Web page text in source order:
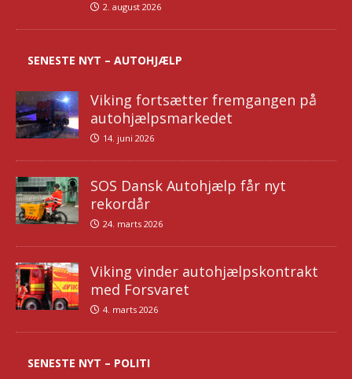
2. august 2026
SENESTE NYT – AUTOHJÆLP
Viking fortsætter fremgangen på
autohjælpsmarkedet
14. juni 2026
SOS Dansk Autohjælp får nyt
rekordår
24. marts 2026
Viking vinder autohjælpskontrakt
med Forsvaret
4. marts 2026
SENESTE NYT – POLITI